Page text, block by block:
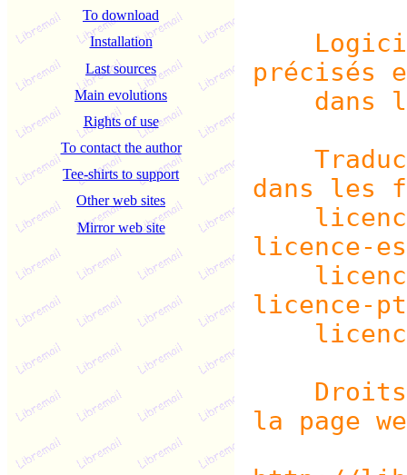
précisés
dans
dans les
licence-
licence-
Droits
la page
To download
Installation
Last sources
Main evolutions
Rights of use
To contact the author
Tee-shirts to support
Other web sites
Mirror web site